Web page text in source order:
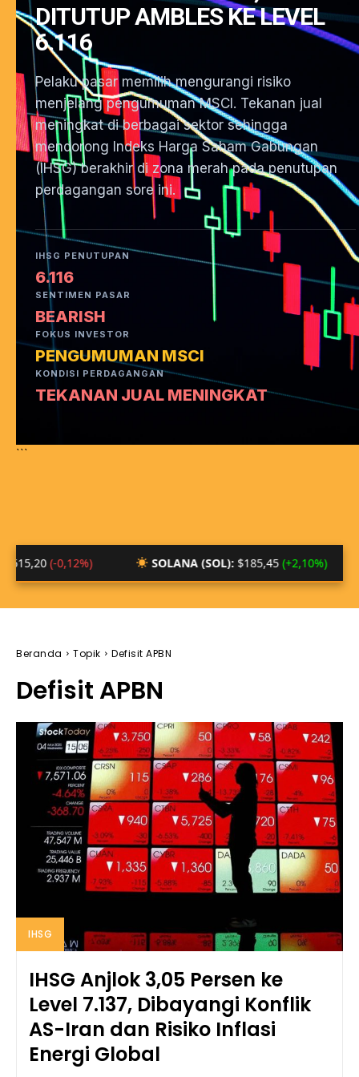
DITUTUP AMBLES KE LEVEL
6.116
Pelaku pasar memilih mengurangi risiko
menjelang pengumuman MSCI. Tekanan jual
meningkat di berbagai sektor sehingga
mendorong Indeks Harga Saham Gabungan
(IHSG) berakhir di zona merah pada penutupan
perdagangan sore ini.
IHSG PENUTUPAN
6.116
SENTIMEN PASAR
BEARISH
FOKUS INVESTOR
PENGUMUMAN MSCI
KONDISI PERDAGANGAN
TEKANAN JUAL MENINGKAT
```
0,12%) SOLANA (SOL):$185,45(+2,10%)
Beranda Topik Defisit APBN
Defisit APBN
IHSG
IHSG Anjlok 3,05 Persen ke
Level 7.137, Dibayangi Konflik
AS-Iran dan Risiko Inflasi
Energi Global